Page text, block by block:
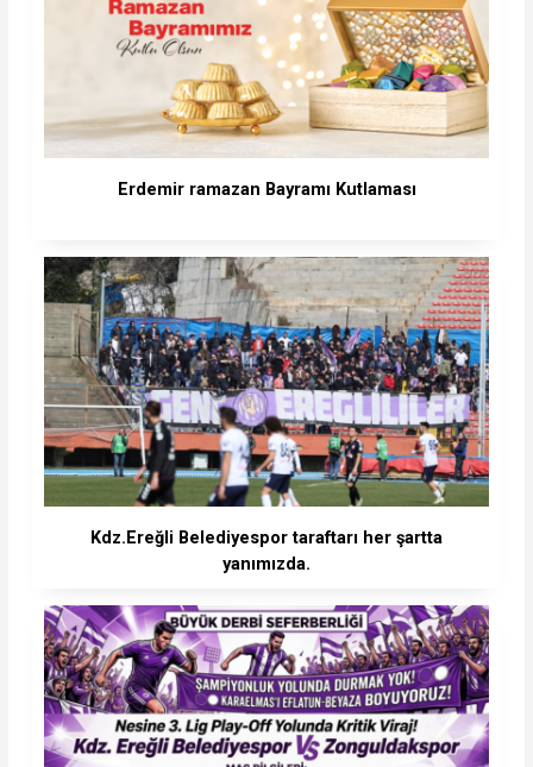
Erdemir ramazan Bayramı Kutlaması
Kdz.Ereğli Belediyespor taraftarı her şartta
yanımızda.